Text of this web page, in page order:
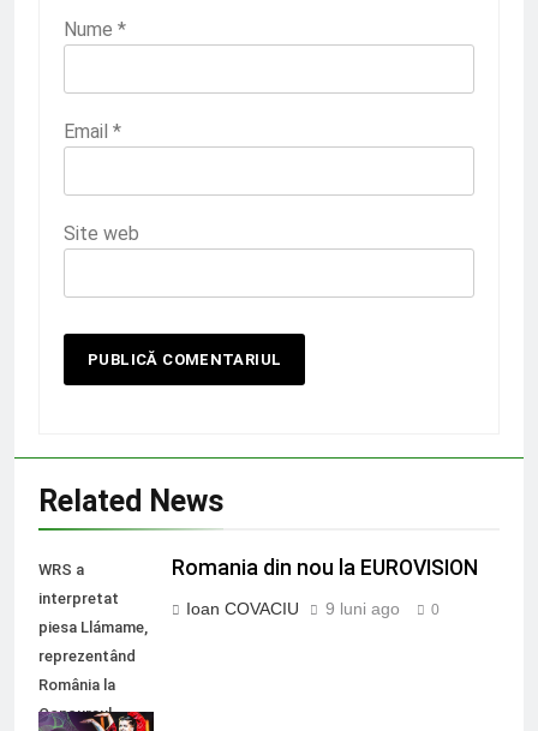
Nume *
Email *
Site web
Related News
WRS a
interpretat
piesa Llámame,
reprezentând
România la
Concursul
Romania din nou la EUROVISION
Ioan COVACIU 9 luni ago 0